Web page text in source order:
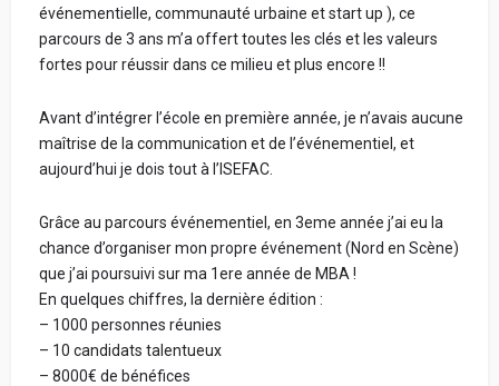
événementielle, communauté urbaine et start up ), ce
parcours de 3 ans m’a offert toutes les clés et les valeurs
fortes pour réussir dans ce milieu et plus encore !!
Avant d’intégrer l’école en première année, je n’avais aucune
maîtrise de la communication et de l’événementiel, et
aujourd’hui je dois tout à l’ISEFAC.
Grâce au parcours événementiel, en 3eme année j’ai eu la
chance d’organiser mon propre événement (Nord en Scène)
que j’ai poursuivi sur ma 1ere année de MBA !
En quelques chiffres, la dernière édition :
– 1000 personnes réunies
– 10 candidats talentueux
– 8000€ de bénéfices